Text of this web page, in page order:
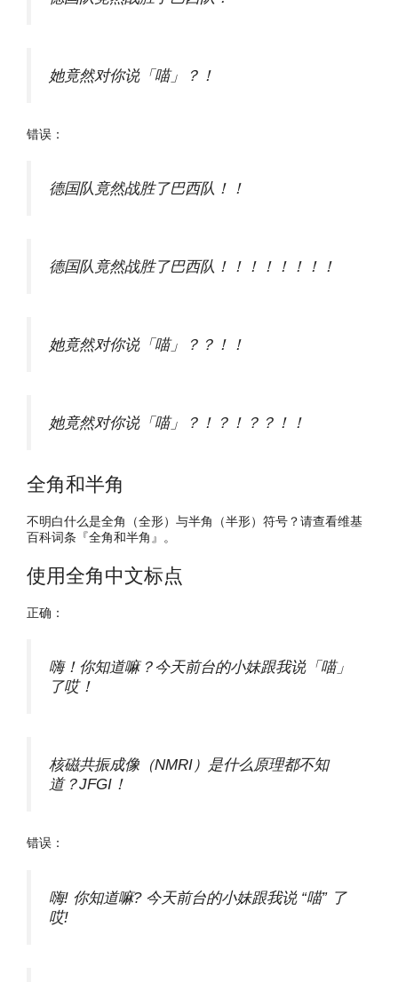
她竟然对你说「喵」？！
错误：
德国队竟然战胜了巴西队！！
德国队竟然战胜了巴西队！！！！！！！！
她竟然对你说「喵」？？！！
她竟然对你说「喵」？！？！？？！！
全角和半角
不明白什么是全角（全形）与半角（半形）符号？请查看维基
百科词条『全角和半角』。
使用全角中文标点
正确：
嗨！你知道嘛？今天前台的小妹跟我说「喵」
了哎！
核磁共振成像（NMRI）是什么原理都不知
道？JFGI！
错误：
嗨! 你知道嘛? 今天前台的小妹跟我说 “喵” 了
哎!